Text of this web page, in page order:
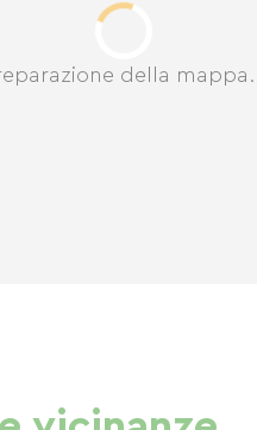
della mappa...